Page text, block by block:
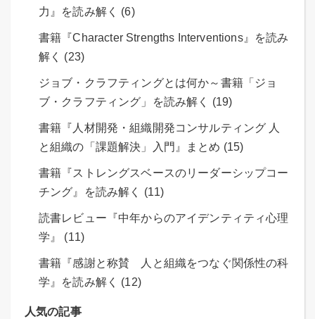
力』を読み解く (6)
書籍『Character Strengths Interventions』を読み
解く (23)
ジョブ・クラフティングとは何か～書籍「ジョ
ブ・クラフティング」を読み解く (19)
書籍『人材開発・組織開発コンサルティング 人
と組織の「課題解決」入門』まとめ (15)
書籍『ストレングスベースのリーダーシップコー
チング』を読み解く (11)
読書レビュー『中年からのアイデンティティ心理
学』 (11)
書籍『感謝と称賛 人と組織をつなぐ関係性の科
学』を読み解く (12)
人気の記事